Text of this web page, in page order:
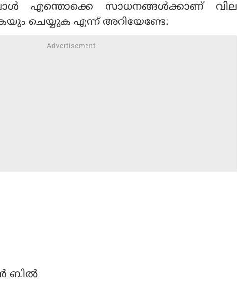
എന്തൊക്കെ സാധനങ്ങള്‍ക്കാണ് വില
ചെയ്യുക എന്ന് അറിയേണ്ടേ:
ബില്‍